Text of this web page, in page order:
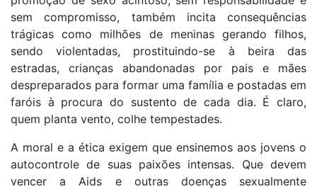
sem compromisso, também incita consequências
trágicas como milhões de meninas gerando filhos,
sendo violentadas, prostituindo-se à beira das
estradas, crianças abandonadas por pais e mães
despreparados para formar uma família e postadas em
faróis à procura do sustento de cada dia. É claro,
quem planta vento, colhe tempestades.
A moral e a ética exigem que ensinemos aos jovens o
autocontrole de suas paixões intensas. Que devem
vencer a Aids e outras doenças sexualmente